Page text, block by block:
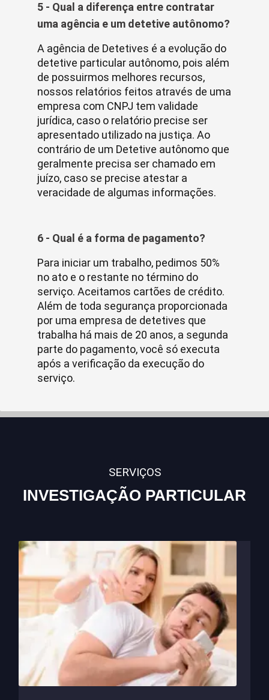
5 - Qual a diferença entre contratar
uma agência e um detetive autônomo?
A agência de Detetives é a evolução do
detetive particular autônomo, pois além
de possuirmos melhores recursos,
nossos relatórios feitos através de uma
empresa com CNPJ tem validade
jurídica, caso o relatório precise ser
apresentado utilizado na justiça. Ao
contrário de um Detetive autônomo que
geralmente precisa ser chamado em
juízo, caso se precise atestar a
veracidade de algumas informações.
6 - Qual é a forma de pagamento?
Para iniciar um trabalho, pedimos 50%
no ato e o restante no término do
serviço. Aceitamos cartões de crédito.
Além de toda segurança proporcionada
por uma empresa de detetives que
trabalha há mais de 20 anos, a segunda
parte do pagamento, você só executa
após a verificação da execução do
serviço.
SERVIÇOS
INVESTIGAÇÃO PARTICULAR